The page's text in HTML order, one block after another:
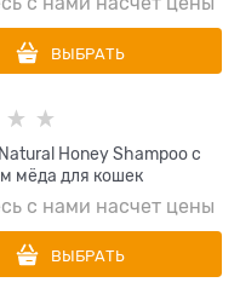
ВЫБРАТЬ
Honey Shampoo с
мёда для кошек
с нами насчет цены
ВЫБРАТЬ